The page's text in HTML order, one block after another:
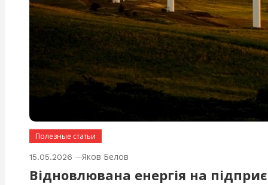
Полезные статьи
15.05.2026 Яков Белов
Відновлювана енергія на